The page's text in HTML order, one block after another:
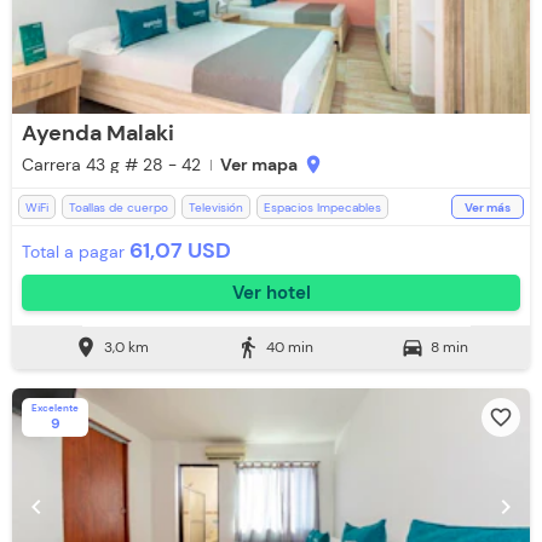
Ayenda Malaki
Carrera 43 g # 28 - 42 Ver mapa location_on
WiFi Toallas de cuerpo Televisión
Espacios Impecables
Aceptan mascotas pequeñas (Cargo Extra)
Ver más
Total a pagar 61,07 USD
Ver hotel
location_on 3,0 km directions_walk 40 min directions_car 8 min
Excelente
9 favorite_border
chevron_left chevron_right